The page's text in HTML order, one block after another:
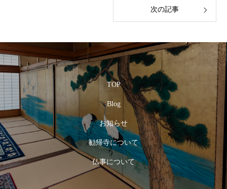
次の記事
TOP
Blog
お知らせ
勧帰寺について
仏事について